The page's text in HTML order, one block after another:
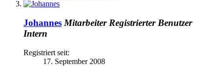
Johannes Mitarbeiter Registrierter Benutzer
Intern
Registriert seit:
17. September 2008